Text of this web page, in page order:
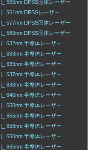
|_ 555nm DPSS固体レーザー
|_ 561nm DPSSレーザー
|_ 577nm DPSS固体レーザー
|_ 589nm DPSS固体レーザー
|_ 632nm 半導体レーザー
|_ 633nm 半導体レーザー
|_ 635nm 半導体レーザー
|_ 637nm 半導体レーザー
|_ 638nm 半導体レーザー
|_ 640nm 半導体レーザー
|_ 650nm 半導体レーザー
|_ 655nm 半導体レーザー
|_ 658nm 半導体レーザー
|_ 660nm 半導体レーザー
|_ 665nm 半導体レーザー